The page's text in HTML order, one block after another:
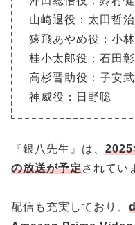
山崎退役：太田哲治
猿飛あやめ役：小林
桂小太郎役：石田彰
高杉晋助役：子安武
神威役：日野聡
『銀八先生』は、 2025
の放送が予定されてい
配信も充実しており、